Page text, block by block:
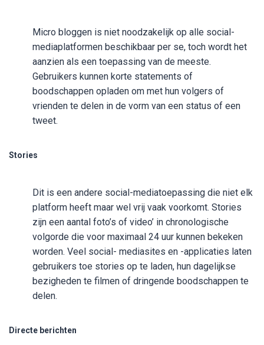
Micro bloggen is niet noodzakelijk op alle social-
mediaplatformen beschikbaar per se, toch wordt het
aanzien als een toepassing van de meeste.
Gebruikers kunnen korte statements of
boodschappen opladen om met hun volgers of
vrienden te delen in de vorm van een status of een
tweet.
Stories
Dit is een andere social-mediatoepassing die niet elk
platform heeft maar wel vrij vaak voorkomt. Stories
zijn een aantal foto’s of video’ in chronologische
volgorde die voor maximaal 24 uur kunnen bekeken
worden. Veel social- mediasites en -applicaties laten
gebruikers toe stories op te laden, hun dagelijkse
bezigheden te filmen of dringende boodschappen te
delen.
Directe berichten